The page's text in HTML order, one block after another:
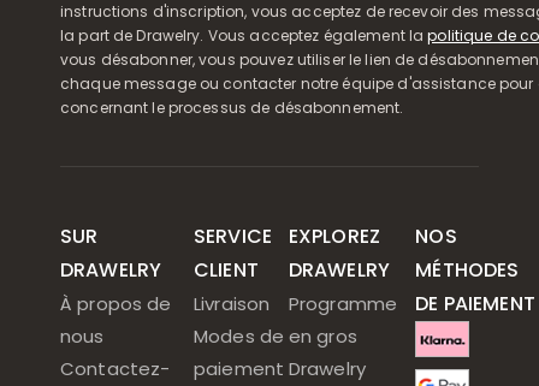
instructions d'inscription, vous acceptez de recevoir des
la part de Drawelry. Vous acceptez également lapolitique de
vous désabonner, vous pouvez utiliser le lien de
chaque message ou contacter notre équipe d'assistance pour
concernant le processus de désabonnement.
SUR
DRAWELRY
À propos de
nous
Contactez-
SERVICE
CLIENT
Livraison
Modes de
paiement
EXPLOREZ
DRAWELRY
Programme
en gros
Drawelry
NOS
MÉTHODES
DE PAIEMENT